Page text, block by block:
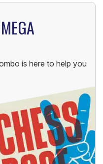
is here to help you